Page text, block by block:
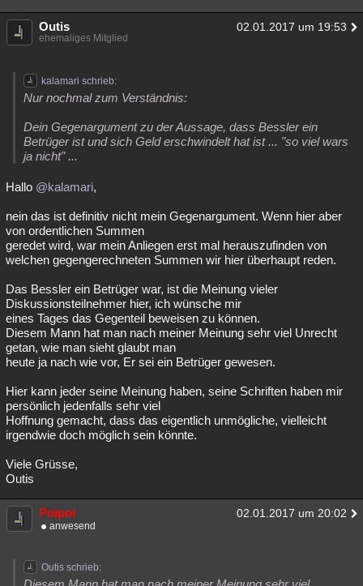
Outis 02.01.2017 um 19:53
ehemaliges Mitglied
kalamari schrieb:
Nur nochmal zum Verständnis:
Dein Gegenargument zu der Aussage, dass Bessler ein
Betrüger ist und sich Geld erschwindelt hat ist ... "so viel wars
ja nicht" ...
Hallo @kalamari,
nein das ist definitiv nicht mein Gegenargument. Wenn hier aber
von ordentlichen Summen
geredet wird, war mein Anliegen erst mal herauszufinden von
welchen gegengerechneten Summen wir hier überhaupt reden.
Das Bessler ein Betrüger war, ist die Meinung vieler
Diskussionsteilnehmer hier, ich wünsche mir
eines Tages das Gegenteil beweisen zu können.
Diesem Mann hat man nach meiner Meinung sehr viel Unrecht
getan, wie man sieht glaubt man
heute ja nach wie vor, Er sei ein Betrüger gewesen.
Hier kann jeder seine Meinung haben, seine Schriften haben mir
persönlich jedenfalls sehr viel
Hoffnung gemacht, dass das eigentlich unmögliche, vielleicht
irgendwie doch möglich sein könnte.
Viele Grüsse,
Outis
Poipoi 02.01.2017 um 20:02
anwesend
Outis schrieb: